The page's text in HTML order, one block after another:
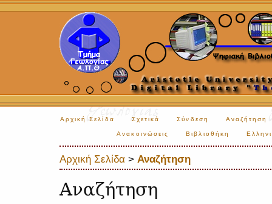
Αρχική Σελίδα Σχετικά Σύνδεση Αναζήτηση
Ανακοινώσεις Βιβλιοθήκη
Αρχική Σελίδα > Αναζήτηση
Αναζήτηση